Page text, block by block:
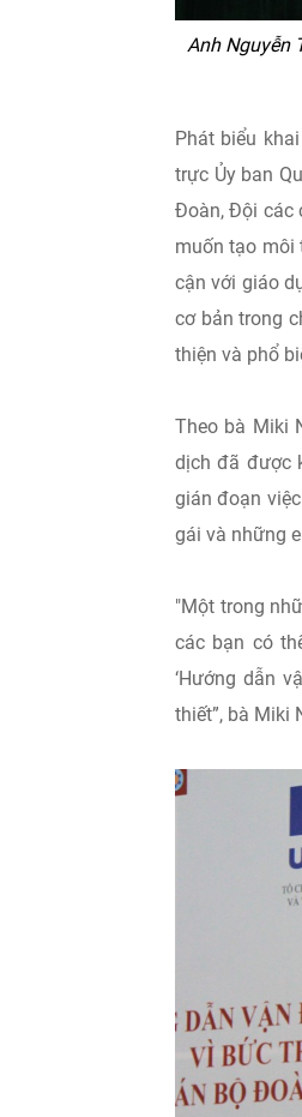
Anh Nguyễn
Phát biểu
trực Ủy ban
Đoàn, Đội các
muốn tạo môi
cận với giáo
cơ bản trong
thiện và phổ
Theo bà Miki
dịch đã được
gián đoạn
gái và những
"Một trong
các bạn có
‘Hướng dẫn
thiết”, bà Miki